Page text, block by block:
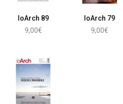
IoArch 89
9,00€
IoArch 79
9,00€